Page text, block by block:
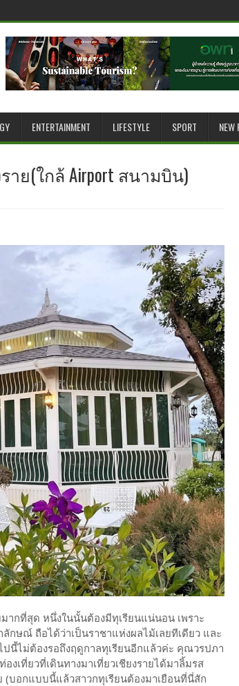
ENTERTAINMENT LIFESTYLE SPORT NEW
าย(ใกล้ Airport สนามบิน)
กที่สุด หนึ่งในนั้นต้องมีทุเรียนแน่นอน เพราะ
กษณ์ ถือได้ว่าเป็นราชาแห่งผลไม้เลยทีเดียว และ
นี้ไม่ต้องรอถึงฤดูกาลทุเรียนอีกแล้วค่ะ คุณวรปภา
งเที่ยวที่เดินทางมาเที่ยวเชียงรายได้มาลิ้มรส
บอกแบบนี้แล้วสาวกทุเรียนต้องมาเยือนที่นี่สัก